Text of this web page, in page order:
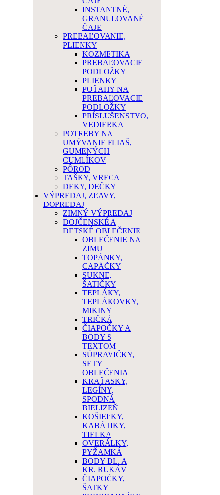
INSTANTNÉ,
GRANULOVANÉ
ČAJE
PREBAĽOVANIE,
PLIENKY
KOZMETIKA
PREBAĽOVACIE
PODLOŽKY
PLIENKY
POŤAHY NA
PREBAĽOVACIE
PODLOŽKY
PRÍSLUŠENSTVO,
VEDIERKA
POTREBY NA
UMÝVANIE FLIAŠ,
GUMENÝCH
CUMLÍKOV
PÔROD
TAŠKY, VRECA
DEKY, DEČKY
VÝPREDAJ, ZĽAVY,
DOPREDAJ
ZIMNÝ VÝPREDAJ
DOJČENSKÉ A
DETSKÉ OBLEČENIE
OBLEČENIE NA
ZIMU
TOPÁNKY,
CAPÁČKY
SUKNE,
ŠATIČKY
TEPLÁKY,
TEPLÁKOVKY,
MIKINY
TRIČKÁ
ČIAPOČKY A
BODY S
TEXTOM
SÚPRAVIČKY,
SETY
OBLEČENIA
KRAŤASKY,
LEGÍNY,
SPODNÁ
BIELIZEŇ
KOŠIEĽKY,
KABÁTIKY,
TIELKA
OVERÁLKY,
PYŽAMKÁ
BODY DL. A
KR. RUKÁV
ČIAPOČKY,
ŠATKY